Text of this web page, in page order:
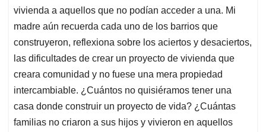
vivienda a aquellos que no podían acceder a una. Mi
madre aún recuerda cada uno de los barrios que
construyeron, reflexiona sobre los aciertos y desaciertos,
las dificultades de crear un proyecto de vivienda que
creara comunidad y no fuese una mera propiedad
intercambiable. ¿Cuántos no quisiéramos tener una
casa donde construir un proyecto de vida? ¿Cuántas
familias no criaron a sus hijos y vivieron en aquellos